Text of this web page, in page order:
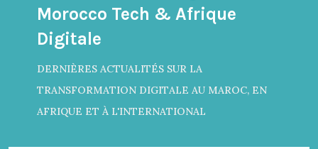
Morocco Tech & Afrique
Digitale
DERNIÈRES ACTUALITÉS SUR LA
TRANSFORMATION DIGITALE AU MAROC, EN
AFRIQUE ET À L'INTERNATIONAL